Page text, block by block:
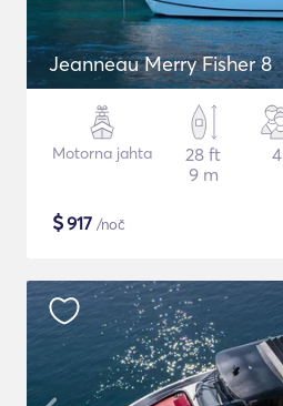
Jeanneau Merry Fisher 8
Motorna jahta
28 ft
9 m
4
$917 /noč